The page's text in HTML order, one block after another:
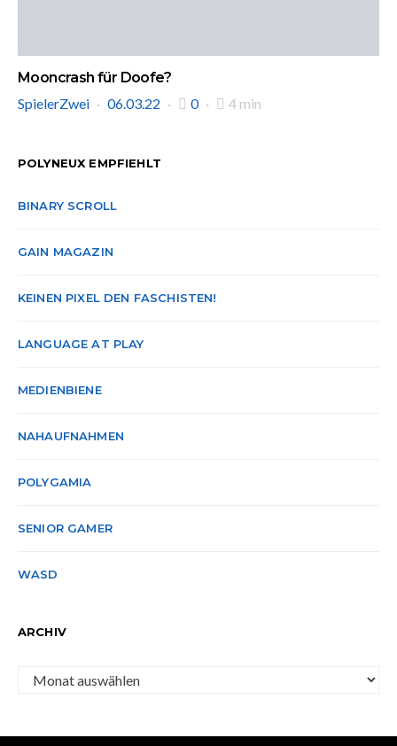
Mooncrash für Doofe?
SpielerZwei
06.03.22 0 4 min
POLYNEUX EMPFIEHLT
BINARY SCROLL
GAIN MAGAZIN
KEINEN PIXEL DEN FASCHISTEN!
LANGUAGE AT PLAY
MEDIENBIENE
NAHAUFNAHMEN
POLYGAMIA
SENIOR GAMER
WASD
ARCHIV
Archiv